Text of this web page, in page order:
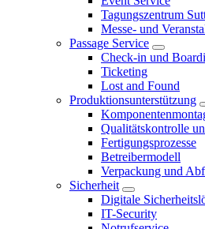
Tagungszentrum
Messe- und
Passage Service
Check-in und
Ticketing
Lost and Found
Produktionsunterstützung
Qualitätskontrolle
Fertigungsprozesse
Betreibermodell
Verpackung und
Sicherheit
Digitale
IT-Security